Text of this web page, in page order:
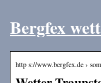
Bergfex
http s://www.bergfex.de ›